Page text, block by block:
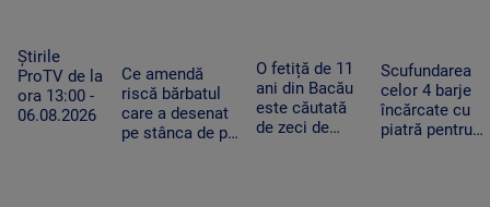
Știrile
ProTV de la
ora 13:00 -
06.08.2026
Ce amendă
riscă bărbatul
care a desenat
pe stânca de pe
O fetiță de 11
ani din Bacău
este căutată
de zeci de
Scufundarea
celor 4 barje
încărcate cu
piatră pentru